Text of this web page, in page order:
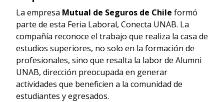
La empresa Mutual de Seguros de Chile formó
parte de esta Feria Laboral, Conecta UNAB. La
compañía reconoce el trabajo que realiza la casa de
estudios superiores, no solo en la formación de
profesionales, sino que resalta la labor de Alumni
UNAB, dirección preocupada en generar
actividades que beneficien a la comunidad de
estudiantes y egresados.